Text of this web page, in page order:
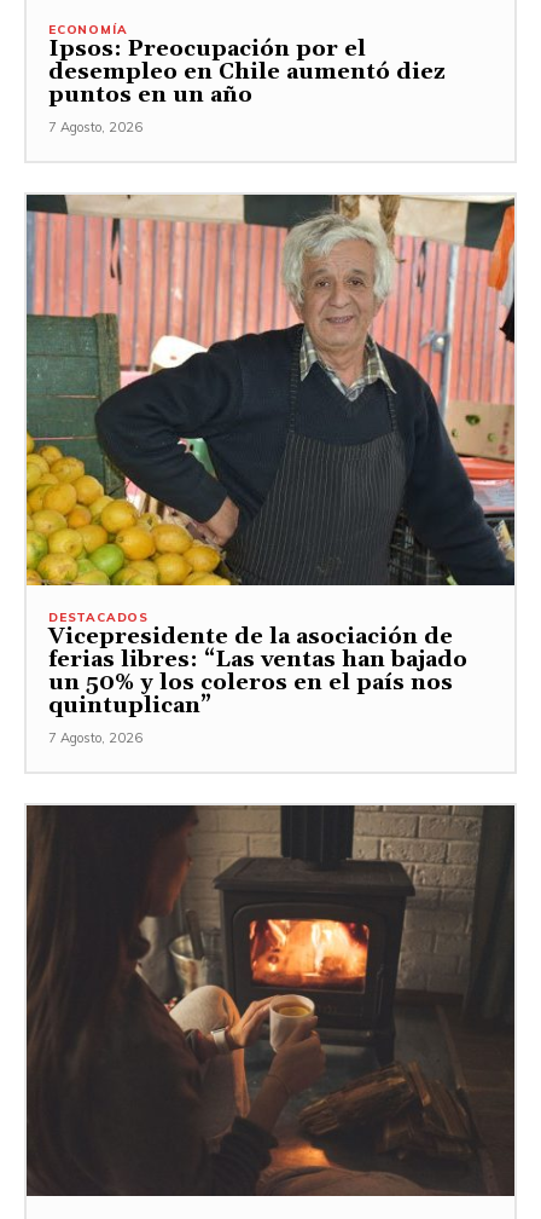
ECONOMÍA
Ipsos: Preocupación por el
desempleo en Chile aumentó diez
puntos en un año
7 Agosto, 2026
DESTACADOS
Vicepresidente de la asociación de
ferias libres: “Las ventas han bajado
un 50% y los coleros en el país nos
quintuplican”
7 Agosto, 2026